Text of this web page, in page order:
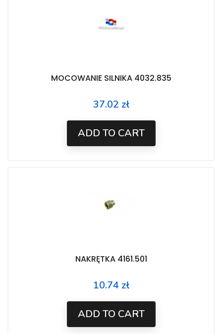
MOCOWANIE SILNIKA 4032.835
Price
37.02 zł
ADD TO CART
NAKRĘTKA 4161.501
Price
10.74 zł
ADD TO CART